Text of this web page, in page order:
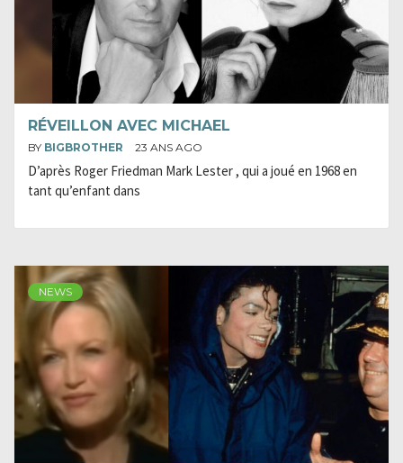
RÉVEILLON AVEC MICHAEL
BY BIGBROTHER 23 ANS AGO
D’après Roger Friedman Mark Lester , qui a joué en 1968 en
tant qu’enfant dans
NEWS